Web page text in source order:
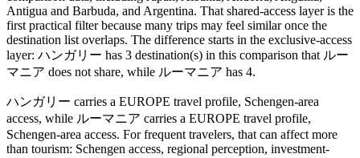
Antigua and Barbuda, and Argentina. That shared-access layer is the
first practical filter because many trips may feel similar once the
destination list overlaps. The difference starts in the exclusive-access
layer: ハンガリー has 3 destination(s) in this comparison that ルー
マニア does not share, while ルーマニア has 4.
ハンガリー carries a EUROPE travel profile, Schengen-area
access, while ルーマニア carries a EUROPE travel profile,
Schengen-area access. For frequent travelers, that can affect more
than tourism: Schengen access, regional perception, investment-